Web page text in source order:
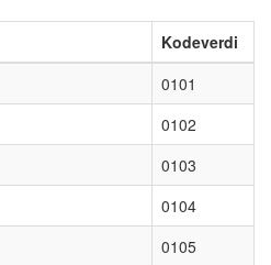
Kodeverdi
0101
0102
0103
0104
0105